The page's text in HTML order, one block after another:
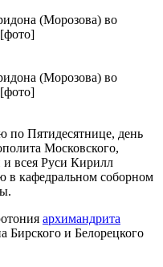
(Морозова) во
(Морозова) во
по Пятидесятнице, день
Московского,
всея Руси Кирилл
в кафедральном соборном
архимандрита
Бирского и Белорецкого